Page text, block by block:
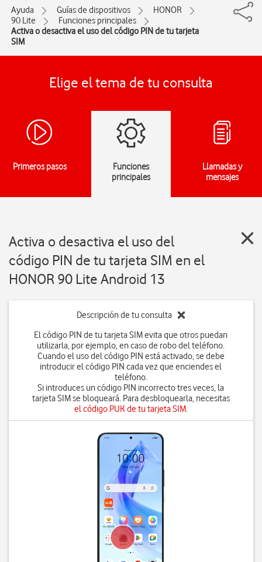
Ayuda Guías de dispositivos
HONOR
90 Lite
Funciones principales
Activa o desactiva el uso del código PIN de tu tarjeta
SIM
Elige el tema de tu consulta
Primeros pasos
Funciones
principales
Llamadas y
mensajes
Activa o desactiva el uso del
código PIN de tu tarjeta SIM en el
HONOR 90 Lite Android 13
Descripción de tu consulta
El código PIN de tu tarjeta SIM evita que otros puedan
utilizarla, por ejemplo, en caso de robo del teléfono.
Cuando el uso del código PIN está activado, se debe
introducir el código PIN cada vez que enciendes el
teléfono.
Si introduces un código PIN incorrecto tres veces, la
tarjeta SIM se bloqueará. Para desbloquearla, necesitas
el código PUK de tu tarjeta SIM.